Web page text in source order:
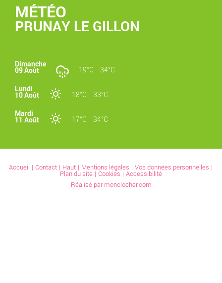
MÉTÉO
PRUNAY LE GILLON
Dimanche
09 Août 19°C 34°C
Lundi
10 Août 18°C 33°C
Mardi
11 Août 17°C 34°C
Accueil Contact Haut Mentions légales
Vos données personnelles
Plan du site
Cookies
Accessibilité
Réalisé par monclocher.com